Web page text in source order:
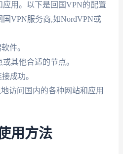
用。以下是回国VPN的配置
VPN服务商,如NordVPN或
件。
其他合适的节点。
成功。
访问国内的各种网站和应用
用方法